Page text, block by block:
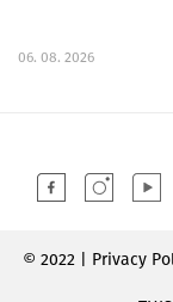
06. 08. 2026
© 2022 | Privacy